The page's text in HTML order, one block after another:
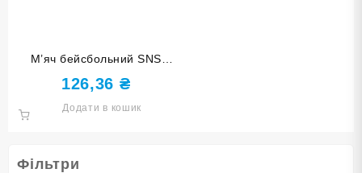
Фільтри
М’яч бейсбольний SNS
м’який B-2000-R
126,36 ₴
Додати в кошик